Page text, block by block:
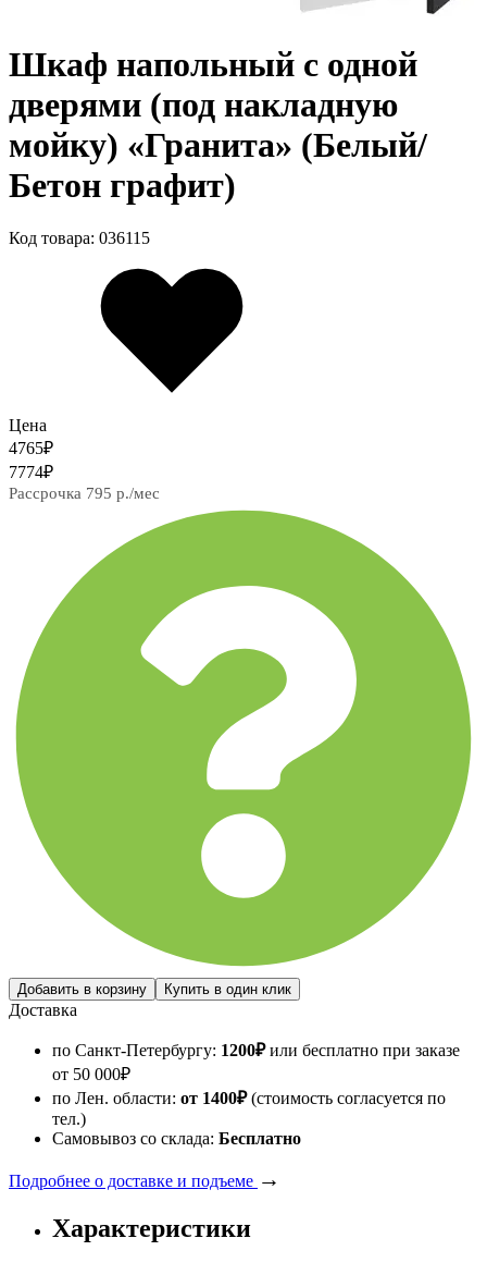
Шкаф напольный с одной
дверями (под накладную
мойку) «Гранита» (Белый/
Бетон графит)
Код товара: 036115
Цена
4765₽
7774₽
Рассрочка 795 р./мес
Доставка
по Санкт-Петербургу: 1200₽или бесплатно при заказе
от 50 000₽
по Лен. области: от 1400₽(стоимость согласуется по
тел.)
Самовывоз со склада: Бесплатно
Подробнее о доставке и подъеме →
Характеристики